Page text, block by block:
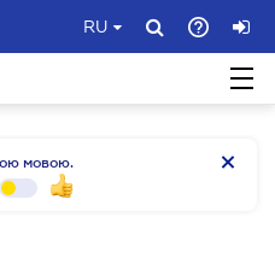
RU
мовою.